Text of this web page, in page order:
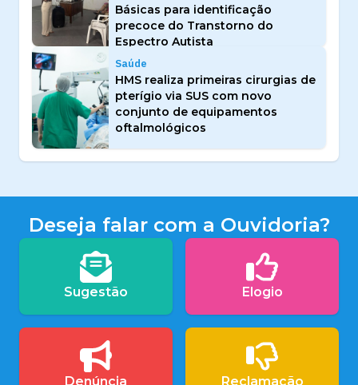
Básicas para identificação
precoce do Transtorno do
Espectro Autista
Saúde
HMS realiza primeiras cirurgias de
pterígio via SUS com novo
conjunto de equipamentos
oftalmológicos
Deseja falar com a Ouvidoria?
Sugestão Elogio
Denúncia Reclamação